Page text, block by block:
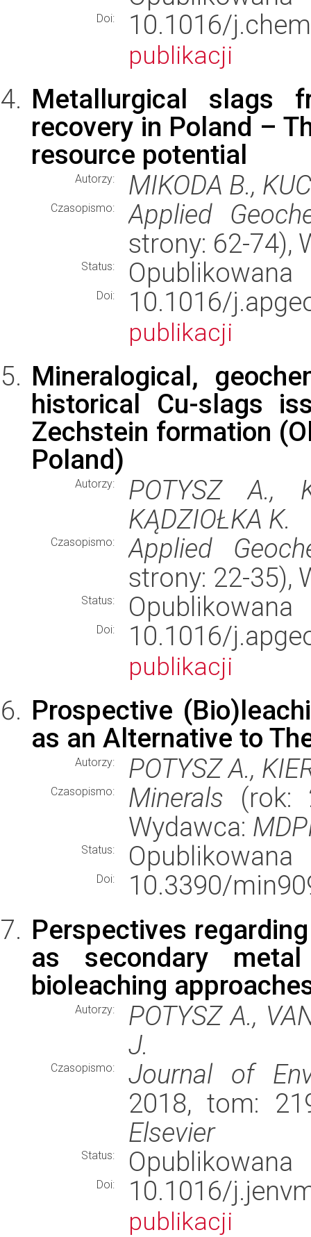
Doi: 10.1016/
publikacji
Metallurgical slags
recovery in Poland –
resource potential
Autorzy: MIKODA B.,
Czasopismo:
Applied
strony: 62-74),
Status: Opublikowana
Doi: 10.1016/
publikacji
Mineralogical,
historical Cu-slags
Zechstein formation
Poland)
Autorzy:
POTYSZ A.,
KĄDZIOŁKA K.
Czasopismo:
Applied
strony: 22-35),
Status: Opublikowana
Doi: 10.1016/
publikacji
Prospective
as an Alternative to
Autorzy: POTYSZ A.,
Czasopismo: Minerals (rok:
Wydawca:
Status: Opublikowana
Doi:
10.3390/
Perspectives
as secondary
bioleaching
Autorzy:
POTYSZ A.,
J.
Czasopismo:
Journal of
2018, tom:
Elsevier
Status: Opublikowana
Doi: 10.1016/
publikacji